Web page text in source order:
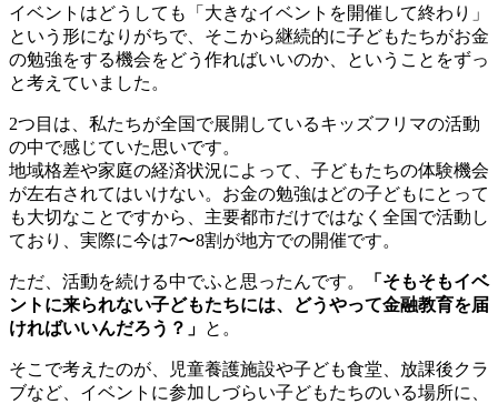
イベントはどうしても「大きなイベントを開催して終わり」
という形になりがちで、そこから継続的に子どもたちがお金
の勉強をする機会をどう作ればいいのか、ということをずっ
と考えていました。
2つ目は、私たちが全国で展開しているキッズフリマの活動
の中で感じていた思いです。
地域格差や家庭の経済状況によって、子どもたちの体験機会
が左右されてはいけない。お金の勉強はどの子どもにとって
も大切なことですから、主要都市だけではなく全国で活動し
ており、実際に今は7〜8割が地方での開催です。
ただ、活動を続ける中でふと思ったんです。
「そもそもイベ
ントに来られない子どもたちには、どうやって金融教育を届
ければいいんだろう？」 と。
そこで考えたのが、児童養護施設や子ども食堂、放課後クラ
ブなど、イベントに参加しづらい子どもたちのいる場所に、